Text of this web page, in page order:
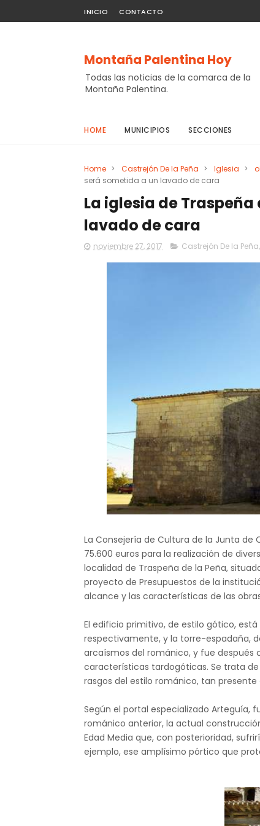
INICIO CONTACTO
Montaña Palentina Hoy
Todas las noticias de la comarca de la
Montaña Palentina.
HOME MUNICIPIOS SECCIONES
Home > Castrejón De la Peña > Iglesia >
será sometida a un lavado de cara
La iglesia de
lavado de cara
noviembre 27, 2017 Castrejón De la Peña,
La Consejería de Cultura de la Junta
75.600 euros para la realización de
localidad de Traspeña de la Peña,
proyecto de Presupuestos de la
alcance y las características de las
El edificio primitivo, de estilo gótico,
respectivamente, y la torre-espadaña,
arcaísmos del románico, y fue después
características tardogóticas. Se trata
rasgos del estilo románico, tan
Según el portal especializado
románico anterior, la actual
Edad Media que, con posterioridad,
ejemplo, ese amplísimo pórtico que